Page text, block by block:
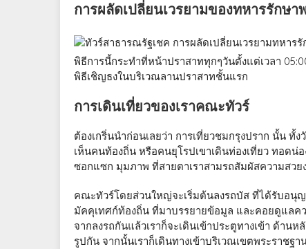
การผลัดเปลี่ยนเวรยามของทหารรักษา
พิธีการนี้กระทำที่หน้าปราสาททุกๆวันตั้งแต่เวลา
พิธีเชิญธงในบริเวณลานปราสาทชั้นแรก
การเดินเที่ยวของเราคณะทัวร์
ต้องเกริ่นนำก่อนเลยว่า การเที่ยวชมกรุงปราก นั้น ทั้
เห็นคนท้องถิ่น หรือคนยุโรปเขาเดินท่องเที่ยว ทอดน่อ
ซอกแซก มุมภาพ ที่สายตาเราสามรถสัมผัสความสวย
คณะทัวร์โดยส่วนใหญ่จะเริ่มต้นลงรถบัส ที่ได้รับอนุญ
มัคคุเทศก์ท้องถิ่น ที่มาบรรยายข้อมูล และคอยดูแลค
จากลงรถกันแล้วเราก็จะเดินเข้าประตูทางเข้า ด้า
รูปกัน จากนั้นเราก็เดินทางเข้าบริเวณเขตพระราช